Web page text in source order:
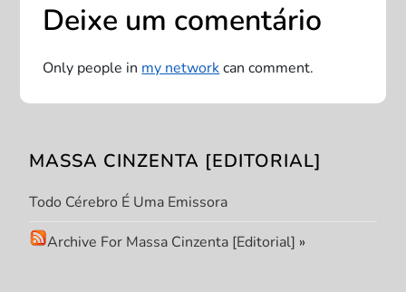
a
ç
ã
o
d
e
Deixe um comentário
Only people inmy networkcan comment.
MASSA CINZENTA [EDITORIAL]
Todo Cérebro É Uma Emissora
Archive For Massa Cinzenta [Editorial] »